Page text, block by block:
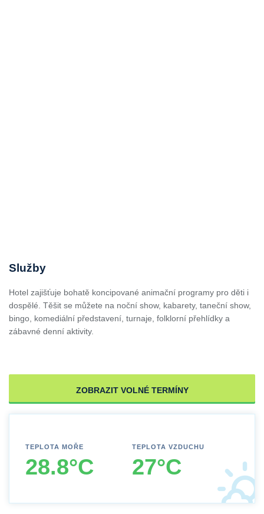
Služby
Hotel zajišťuje bohatě koncipované animační programy pro děti i
dospělé. Těšit se můžete na noční show, kabarety, taneční show,
bingo, komediální představení, turnaje, folklorní přehlídky a
zábavné denní aktivity.
ZOBRAZIT VOLNÉ TERMÍNY
TEPLOTA MOŘE
28.8°C
TEPLOTA VZDUCHU
27°C